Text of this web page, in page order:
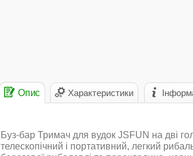
Опис Характеристики
Буз-бар Тримач для вудок JSFUN на дві
телескопічний і портативний, легкий